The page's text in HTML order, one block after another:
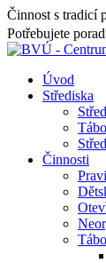
Činnost s tradicí
Potřebujete
Úvod
Střediska
Činnosti